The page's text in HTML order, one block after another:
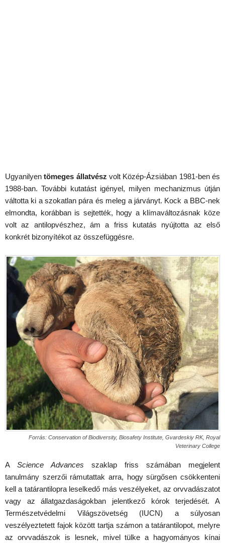
Ugyanilyentömeges állatvész volt Közép-Ázsiában 1981-ben és
1988-ban. További kutatást igényel, milyen mechanizmus útján
váltotta ki a szokatlan pára és meleg a járványt. Kock a BBC-nek
elmondta, korábban is sejtették, hogy a klímaváltozásnak köze
volt az antilopvészhez, ám a friss kutatás nyújtotta az első
konkrét bizonyítékot az összefüggésre.
Forrás: Conservation of Biodiversity, Biosafety Institute, Gvardeskiy RK, Royal
Veterinary College
A Science Advances szaklap friss számában megjelent
tanulmány szerzői rámutattak arra, hogy sürgősen csökkenteni
kell a tatárantilopra leselkedő más veszélyeket, az orvvadászatot
vagy az állatgazdaságokban jelentkező kórok terjedését. A
Természetvédelmi Világszövetség (IUCN) a súlyosan
veszélyeztetett fajok között tartja számon a tatárantilopot, melyre
az orvvadászok is lesnek, mivel tülke a hagyományos kínai